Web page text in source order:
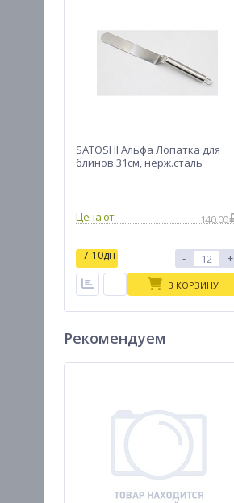
SATOSHI Альфа Лопатка для
блинов 31см, нерж.сталь
Цена от 140.00
7-10дн - +
В КОРЗИНУ
Рекомендуем